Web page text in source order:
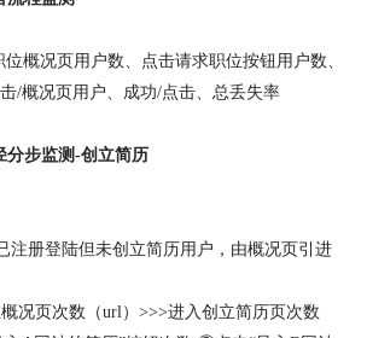
位概况页用户数、点击请求职位按钮用户数、
/概况页用户、成功/点击、总丢失率
分步监测-创立简历
注册登陆但未创立简历用户，由概况页引进
况页次数（url）>>>进入创立简历页次数